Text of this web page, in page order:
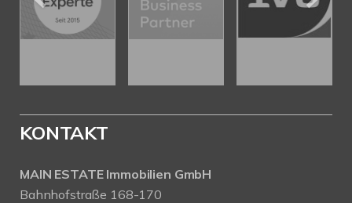
KONTAKT
MAIN ESTATE Immobilien GmbH
Bahnhofstraße 168-170